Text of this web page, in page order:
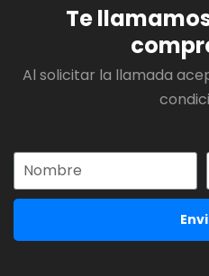
Te
Al solicitar la llamada